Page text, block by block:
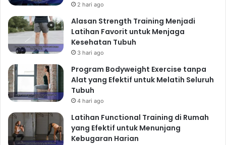
2 hari ago
Alasan Strength Training Menjadi
Latihan Favorit untuk Menjaga
Kesehatan Tubuh
3 hari ago
Program Bodyweight Exercise tanpa
Alat yang Efektif untuk Melatih Seluruh
Tubuh
4 hari ago
Latihan Functional Training di Rumah
yang Efektif untuk Menunjang
Kebugaran Harian